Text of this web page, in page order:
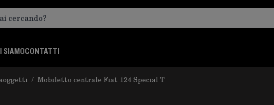
SIAMOCONTATTI
/ Mobiletto centrale Fiat 124 Special T